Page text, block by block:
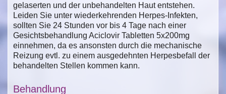
gelaserten und der unbehandelten Haut entstehen.
Leiden Sie unter wiederkehrenden Herpes-Infekten,
sollten Sie 24 Stunden vor bis 4 Tage nach einer
Gesichtsbehandlung Aciclovir Tabletten 5x200mg
einnehmen, da es ansonsten durch die mechanische
Reizung evtl. zu einem ausgedehnten Herpesbefall der
behandelten Stellen kommen kann.
Behandlung